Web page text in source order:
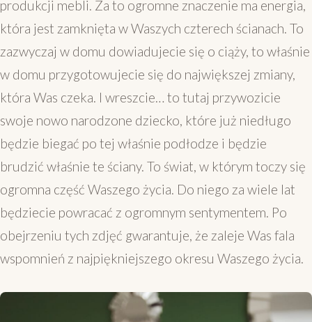
produkcji mebli. Za to ogromne znaczenie ma energia,
która jest zamknięta w Waszych czterech ścianach. To
zazwyczaj w domu dowiadujecie się o ciąży, to właśnie
w domu przygotowujecie się do największej zmiany,
która Was czeka. I wreszcie… to tutaj przywozicie
swoje nowo narodzone dziecko, które już niedługo
będzie biegać po tej właśnie podłodze i będzie
brudzić właśnie te ściany. To świat, w którym toczy się
ogromna część Waszego życia. Do niego za wiele lat
będziecie powracać z ogromnym sentymentem. Po
obejrzeniu tych zdjęć gwarantuje, że zaleje Was fala
wspomnień z najpiękniejszego okresu Waszego życia.